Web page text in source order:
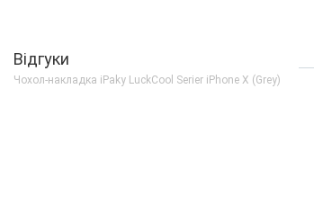
Відгуки
Чохол-накладка iPaky LuckCool Serier iPhone X (Grey)